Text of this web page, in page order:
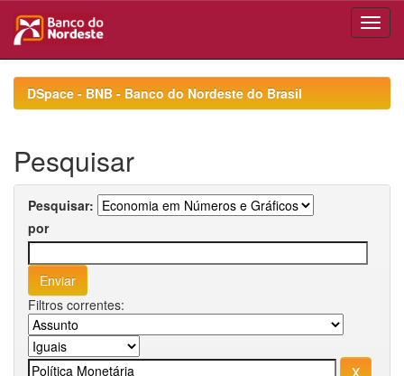
navigationDSpace - BNB - Banco do Nordeste do Brasil
Pesquisar
Pesquisar:
por
Filtros correntes: